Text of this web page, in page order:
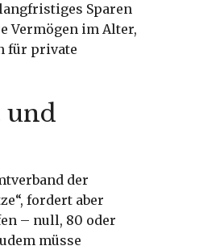
Sparen
Vermögen im Alter,
für private
und
der
fordert aber
– null, 80 oder
müsse